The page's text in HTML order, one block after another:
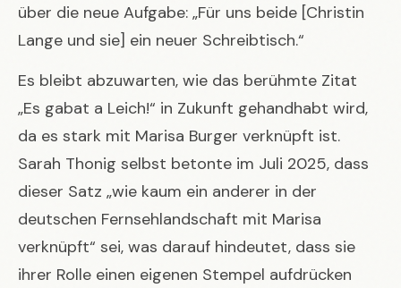
über die neue Aufgabe: „Für uns beide [Christin
Lange und sie] ein neuer Schreibtisch.“
Es bleibt abzuwarten, wie das berühmte Zitat
„Es gabat a Leich!“ in Zukunft gehandhabt wird,
da es stark mit Marisa Burger verknüpft ist.
Sarah Thonig selbst betonte im Juli 2025, dass
dieser Satz „wie kaum ein anderer in der
deutschen Fernsehlandschaft mit Marisa
verknüpft“ sei, was darauf hindeutet, dass sie
ihrer Rolle einen eigenen Stempel aufdrücken